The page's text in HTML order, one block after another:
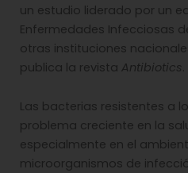
un estudio liderado por un
Enfermedades Infecciosas del
otras instituciones
publica la revista Antibiotics.
Las bacterias resistentes a
problema creciente en la
especialmente en el
microorganismos de